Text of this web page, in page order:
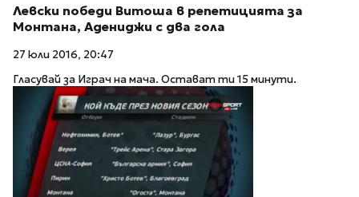
Левски победи Витоша в репетицията за
Монтана, Адениджи с два гола
27 юли 2016, 20:47
Гласувай за Играч на мача. Остават ти 15 минути.